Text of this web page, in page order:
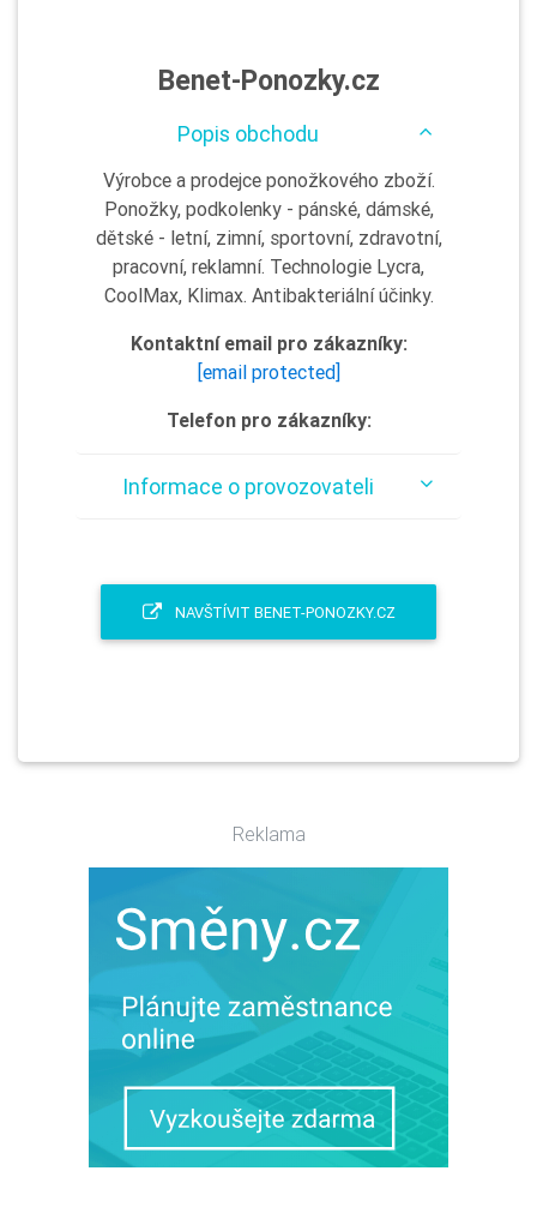
Benet-Ponozky.cz
Popis obchodu
Výrobce a prodejce ponožkového zboží.
Ponožky, podkolenky - pánské, dámské,
dětské - letní, zimní, sportovní, zdravotní,
pracovní, reklamní. Technologie Lycra,
CoolMax, Klimax. Antibakteriální účinky.
Kontaktní email pro zákazníky:
[email protected]
Telefon pro zákazníky:
Informace o provozovateli
NAVŠTÍVIT BENET-PONOZKY.CZ
Reklama